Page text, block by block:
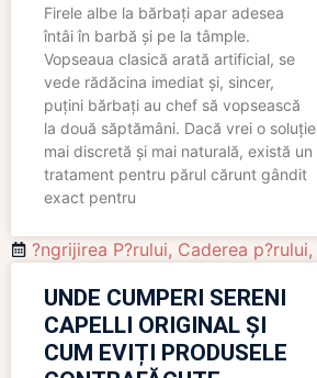
Firele albe la bărbați apar adesea
întâi în barbă și pe la tâmple.
Vopseaua clasică arată artificial, se
vede rădăcina imediat și, sincer,
puțini bărbați au chef să vopsească
la două săptămâni. Dacă vrei o soluție
mai discretă și mai naturală, există un
tratament pentru părul cărunt gândit
exact pentru
?ngrijirea P?rului, Caderea p?rului,
UNDE CUMPERI SERENI
CAPELLI ORIGINAL ȘI
CUM EVIȚI PRODUSELE